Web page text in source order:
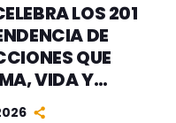
LOS 201
DE
QUE
VIDA Y